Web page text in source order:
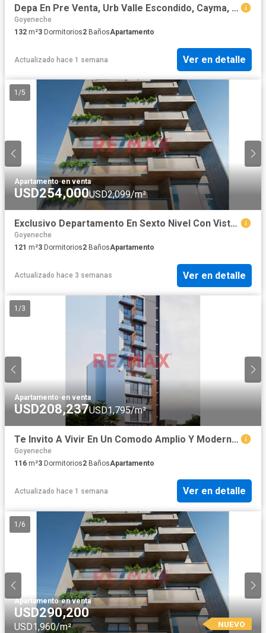
Depa En Pre Venta, Urb Valle Escondido, Cayma, Con Vista Directa A La Campiña.
Goyeneche
132 m²3 Dormitorios2 BañosApartamento
Actualizado hace 1 semana Ver en detalle
1 /5
Apartamento·en venta
USD254,000USD2,099/m²
Exclusivo Departamento En Sexto Nivel Con Vista A Parque - En Construccion - Cayma
Goyeneche
121 m²3 Dormitorios2 BañosApartamento
Actualizado hace 3 semanas Ver en detalle
1 /3
Apartamento·en venta
USD208,237USD1,795/m²
Te Invito A Vivir En Un Comodo Amplio Y Moderno Duplex , En Cayma
Goyeneche
116 m²3 Dormitorios2 BañosApartamento
Actualizado hace 1 semana Ver en detalle
1 /6
Apartamento·en venta
USD290,200
USD1,960/m² NUEVO